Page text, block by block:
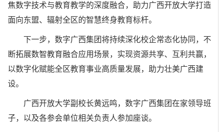
焦数字技术与教育教学的深度融合，助力广西开放大学打造
面向东盟、辐射全区的智慧终身教育标杆。
下一步，数字广西集团将持续深化校企常态化协同，不
断拓展数智教育融合应用场景，实现资源共享、互利共赢，
以数字化赋能全区教育事业高质量发展，助力壮美广西建
设。
广西开放大学副校长黄远鸣，数字广西集团在家领导班
子，以及各参会单位相关负责人参加座谈。